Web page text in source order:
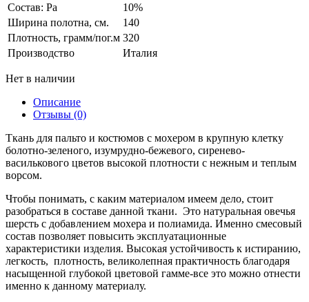
Состав: Pa
10%
Ширина полотна, см.
140
Плотность, грамм/пог.м 320
Производство
Италия
Нет в наличии
Описание
Отзывы (0)
Ткань для пальто и костюмов c мохером в крупную клетку
болотно-зеленого, изумрудно-бежевого, сиренево-
василькового цветов высокой плотности с нежным и теплым
ворсом.
Чтобы понимать, c каким материалом имеем дело, стоит
разобраться в составе данной ткани. Это натуральная овечья
шерсть c добавлением мохера и полиамида. Именно смесовый
состав позволяет повысить эксплуатационные
характеристики изделия. Высокая устойчивость к истиранию,
легкость, плотность, великолепная практичность благодаря
насыщенной глубокой цветовой гамме-все это можно отнести
именно к данному материалу.